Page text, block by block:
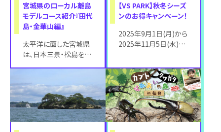
宮城県のローカル離島
モデルコース紹介『田代
島・金華山編』
太平洋に面した宮城県
は、日本三景・松島をは
す。 日本三
【VS PARK】秋冬シーズ
ンのお得キャンペーン！
2025年9月1日(月)から
2025年11月5日(水)ま
と、